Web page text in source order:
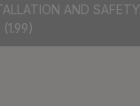
AND SAFETY
(1.99)